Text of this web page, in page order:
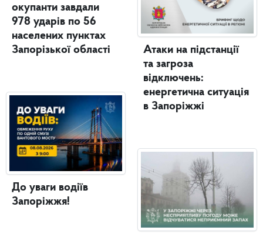
окупанти завдали
978 ударів по 56
населених пунктах
Запорізької області
До уваги водіїв
Запоріжжя!
Атаки на підстанції
та загроза
відключень:
енергетична ситуація
в Запоріжжі